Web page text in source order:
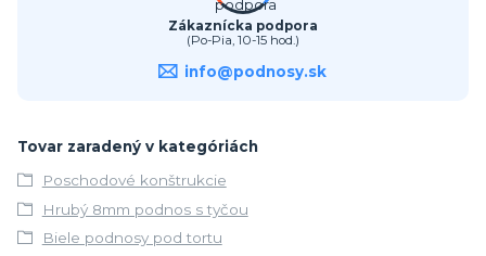
Zákaznícka podpora
(Po-Pia, 10-15 hod.)
info@podnosy.sk
Tovar zaradený v kategóriách
Poschodové konštrukcie
Hrubý 8mm podnos s tyčou
Biele podnosy pod tortu